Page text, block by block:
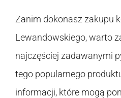
Zanim dokonasz zakupu
Lewandowskiego, warto
najczęściej zadawanymi
tego popularnego
informacji, które mogą